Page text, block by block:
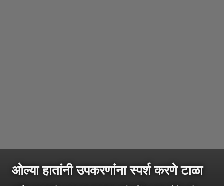
ओल्या हातांनी उपकरणांना स्पर्श करणे टाळा